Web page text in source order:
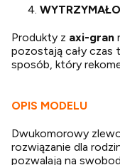
Produkty z axi-gran
pozostają cały czas
sposób, który
OPIS MODELU
Dwukomorowy
rozwiązanie dla
pozwalają na